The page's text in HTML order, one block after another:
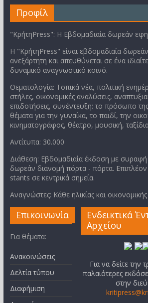
Προφίλ
"ΚρήτηPress": Η Εβδομαδιαία δωρεάν
Η "ΚρήτηPress" είναι εβδομαδιαία
ανεξάρτητη και απευθύνεται σε ένα
δυναμικό αναγνωστικό κοινό.
Θεματολογία: Τοπικά νέα, πολιτική
στήλες, οικονομικές αναλύσεις,
επιδοτήσεις, συνέντευξη: το πρόσωπο
θέματα για την γυναίκα, το παιδί, την
κινηματογράφος, θέατρο, μουσική,
Αντίτυπα: 30.000
Διάθεση: Εβδομαδιαία έκδοση με
δωρεάν διανομή πόρτα - πόρτα.
stants σε κεντρικά σημεία.
Αναγνώστες: Κάθε ηλικίας και
Επικοινωνία
Για θέματα:
Ανακοινώσεις
Δελτία τύπου
Διαφήμιση
Ενδεικτικά
Αρχείου
Για να δείτε την
παλαιότερες
στην